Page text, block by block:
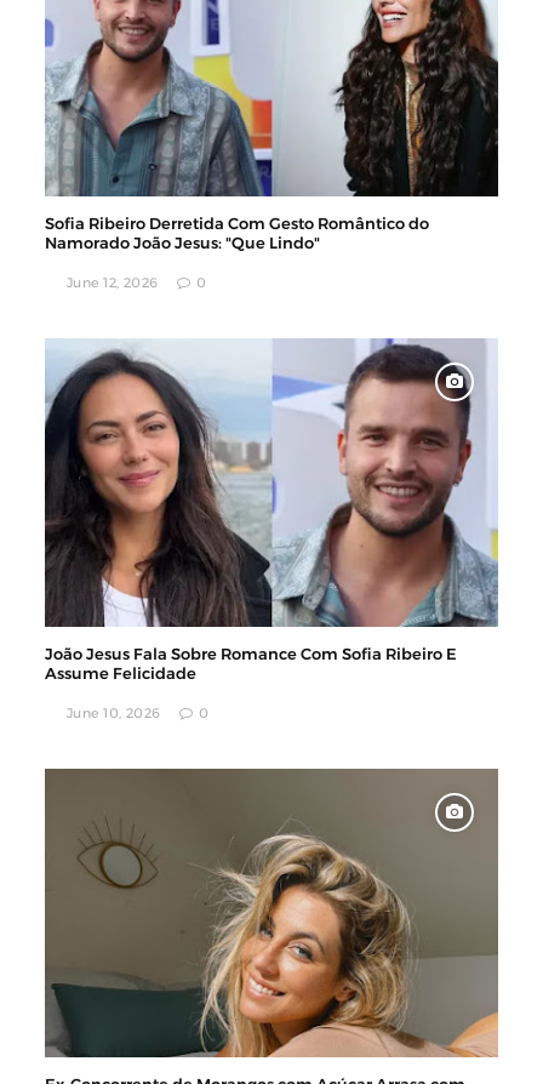
Sofia Ribeiro Derretida Com Gesto Romântico do
Namorado João Jesus: "Que Lindo"
June 12, 2026 0
João Jesus Fala Sobre Romance Com Sofia Ribeiro E
Assume Felicidade
June 10, 2026 0